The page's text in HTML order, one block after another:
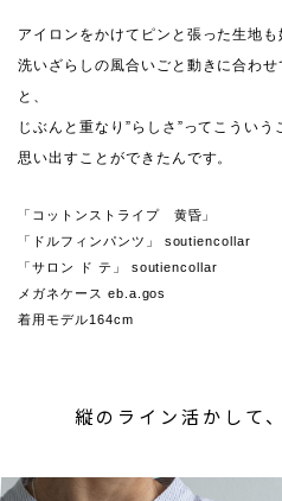
アイロンをかけてピンと張った生地も
洗いざらしの風合いごと動きに合わ
と、
じぶんと重なり”らしさ”ってこういう
思い出すことができたんです。
「コットンストライプ 黄昏」
「ドルフィンパンツ」 soutiencollar
「サロン ド テ」 soutiencollar
メガネケース eb.a.gos
着用モデル164cm
縦のライン活かして